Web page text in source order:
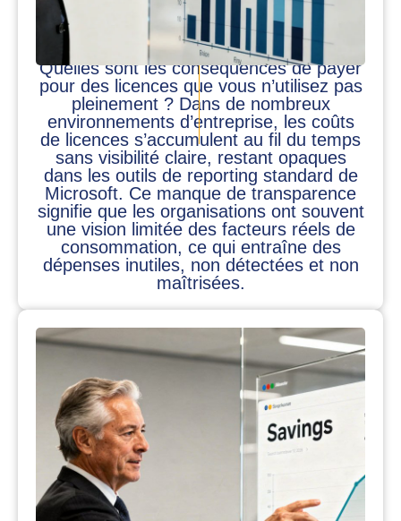
Quelles sont les conséquences de payer
pour des licences que vous n’utilisez pas
pleinement ? Dans de nombreux
environnements d’entreprise, les coûts
de licences s’accumulent au fil du temps
sans visibilité claire, restant opaques
dans les outils de reporting standard de
Microsoft. Ce manque de transparence
signifie que les organisations ont souvent
une vision limitée des facteurs réels de
consommation, ce qui entraîne des
dépenses inutiles, non détectées et non
maîtrisées.